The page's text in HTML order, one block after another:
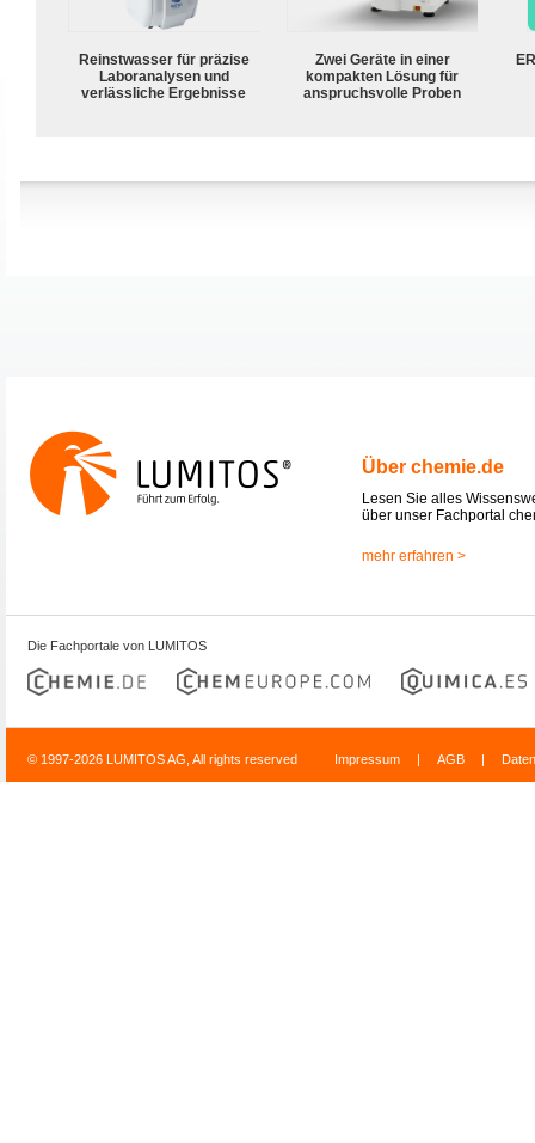
Reinstwasser für präzise
Laboranalysen und
verlässliche Ergebnisse
Zwei Geräte in einer
kompakten Lösung für
anspruchsvolle Proben
Über chemie.de
Lesen Sie alles
über unser Fachportal
mehr erfahren >
Die Fachportale von LUMITOS
© 1997-2026 LUMITOS AG, All rights reserved Impressum | AGB |